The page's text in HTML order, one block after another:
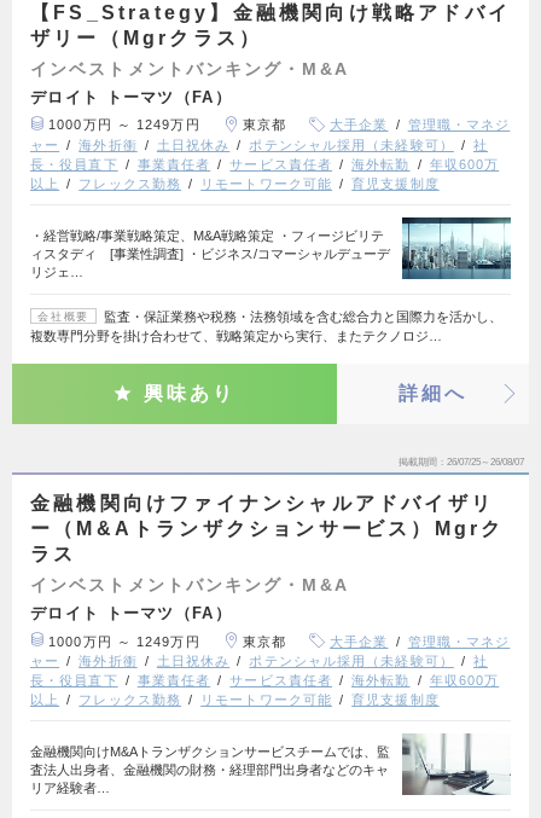
【FS_Strategy】金融機関向け戦略アドバイ
ザリー（Mgrクラス）
インベストメントバンキング・M&A
デロイト トーマツ（FA）
1000万円 ～ 1249万円 東京都 大手企業
管理職・マネジ
ャー
海外折衝 土日祝休み ポテンシャル採用（未経験可）
社
長・役員直下
事業責任者 サービス責任者 海外転勤
年収600万
以上
フレックス勤務 リモートワーク可能 育児支援制度
・経営戦略/事業戦略策定、M&A戦略策定 ・フィージビリテ
ィスタディ [事業性調査] ・ビジネス/コマーシャルデューデ
リジェ…
会社概要
監査・保証業務や税務・法務領域を含む総合力と国際力を活かし、
複数専門分野を掛け合わせて、戦略策定から実行、またテクノロジ…
興味あり 詳細へ
掲載期間 26/07/25～26/08/07
金融機関向けファイナンシャルアドバイザリ
ー（M&Aトランザクションサービス）Mgrク
ラス
インベストメントバンキング・M&A
デロイト トーマツ（FA）
1000万円 ～ 1249万円 東京都 大手企業
管理職・マネジ
ャー
海外折衝 土日祝休み ポテンシャル採用（未経験可）
社
長・役員直下
事業責任者 サービス責任者 海外転勤
年収600万
以上
フレックス勤務 リモートワーク可能 育児支援制度
金融機関向けM&Aトランザクションサービスチームでは、監
査法人出身者、金融機関の財務・経理部門出身者などのキャ
リア経験者…